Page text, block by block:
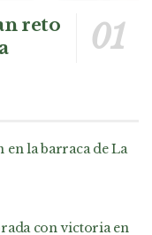
reto
en la barraca de La
con victoria en